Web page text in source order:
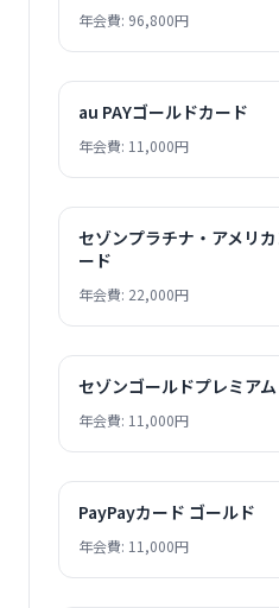
年会費: 96,800円
au PAYゴールドカード
年会費: 11,000円
セゾンプラチナ・アメリ
ード
年会費: 22,000円
セゾンゴールドプレミアム
年会費: 11,000円
PayPayカード ゴールド
年会費: 11,000円